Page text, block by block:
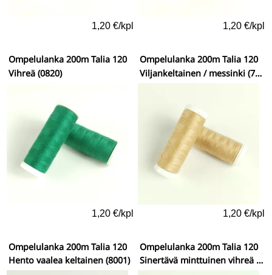
1,20 €/kpl 1,20 €/kpl
Ompelulanka 200m Talia 120
Vihreä (0820)
1,20 €/kpl
Ompelulanka 200m Talia 120
Viljankeltainen / messinki (7612)
1,20 €/kpl
Ompelulanka 200m Talia 120
Hento vaalea keltainen (8001)
Ompelulanka 200m Talia 120
Sinertävä minttuinen vihreä (0889)